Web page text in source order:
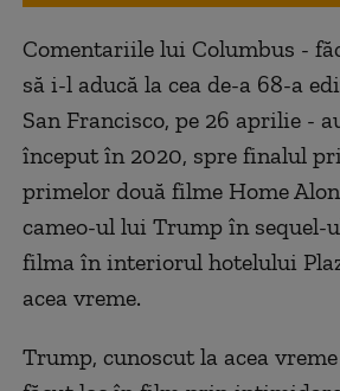
Comentariile lui Columbus -
să i-l aducă la cea de-a 68-a
San Francisco, pe 26 aprilie -
început în 2020, spre finalul
primelor două filme Home
cameo-ul lui Trump în sequel-
filma în interiorul hotelului
acea vreme.
Trump, cunoscut la acea